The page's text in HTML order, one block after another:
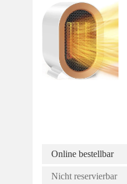
Online bestellbar
Nicht reservierbar